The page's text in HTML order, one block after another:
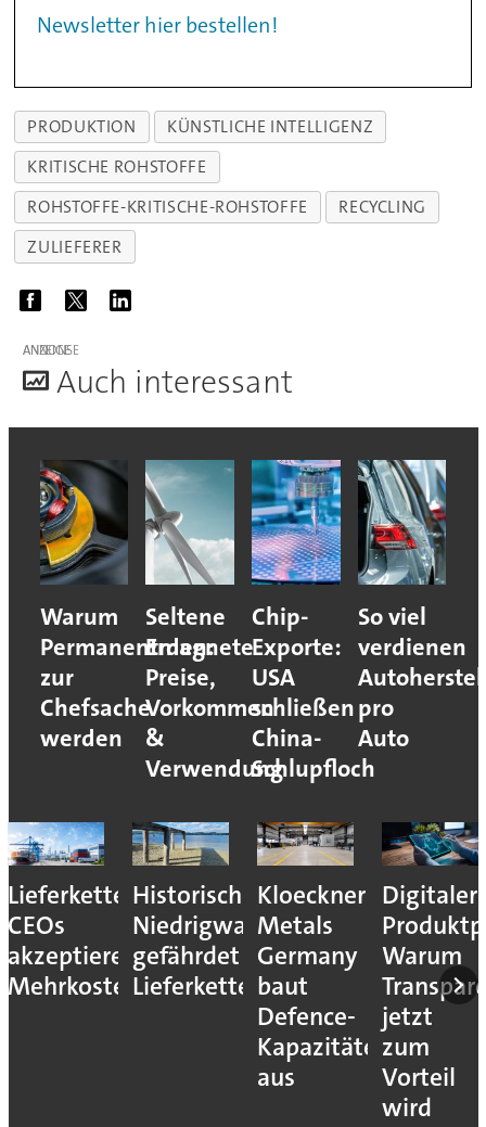
Newsletter hier bestellen!
PRODUKTION
KÜNSTLICHE INTELLIGENZ
KRITISCHE ROHSTOFFE
ROHSTOFFE-KRITISCHE-ROHSTOFFE
RECYCLING
ZULIEFERER
ANZEIGE
Auch interessant
Warum
Permanentmagnete
zur
Chefsache
werden
Seltene
Erden:
Preise,
Vorkommen
&
Verwendung
Chip-
Exporte:
USA
schließen
China-
Schlupfloch
So viel
verdienen
pro
Auto
Lieferkettenresilienz:
CEOs
akzeptieren
Mehrkosten
Historisches
Niedrigwasser
gefährdet
Lieferketten
Kloeckner
Metals
Germany
baut
Defence-
Kapazitäten
aus
Digitaler
Warum
jetzt
zum
Vorteil
wird